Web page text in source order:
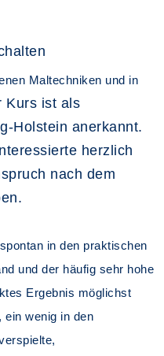
Maltechniken und in
Kurs ist als
Holstein anerkannt.
herzlich
nach dem
in den praktischen
und der häufig sehr hohe
Ergebnis möglichst
ein wenig in den